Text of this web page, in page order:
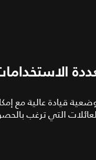
قيادة عالية مع
للعائلات التي ترغب